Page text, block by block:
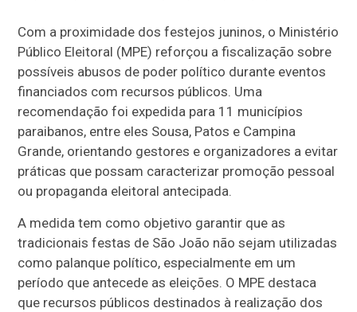
Com a proximidade dos festejos juninos, o Ministério
Público Eleitoral (MPE) reforçou a fiscalização sobre
possíveis abusos de poder político durante eventos
financiados com recursos públicos. Uma
recomendação foi expedida para 11 municípios
paraibanos, entre eles Sousa, Patos e Campina
Grande, orientando gestores e organizadores a evitar
práticas que possam caracterizar promoção pessoal
ou propaganda eleitoral antecipada.
A medida tem como objetivo garantir que as
tradicionais festas de São João não sejam utilizadas
como palanque político, especialmente em um
período que antecede as eleições. O MPE destaca
que recursos públicos destinados à realização dos